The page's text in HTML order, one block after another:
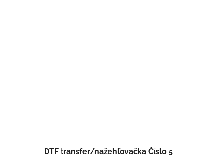
DTF transfer/nažehľovačka Číslo 5